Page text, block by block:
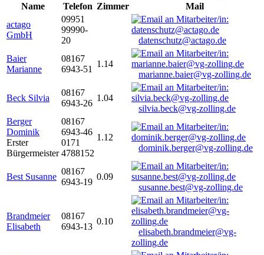
Name
Telefon Zimmer
Mail
actago
GmbH
09951
99990-
20
datenschutz@actago.de
Baier
Marianne
08167
6943-51
1.14
marianne.baier@vg-zolling.de
Beck Silvia
08167
6943-26
1.04
silvia.beck@vg-zolling.de
Berger
Dominik
Erster
Bürgermeister
08167
6943-46
0171
4788152
1.12
dominik.berger@vg-zolling.de
Best Susanne
08167
6943-19
0.09
susanne.best@vg-zolling.de
Brandmeier
Elisabeth
08167
6943-13
0.10
elisabeth.brandmeier@vg-
zolling.de